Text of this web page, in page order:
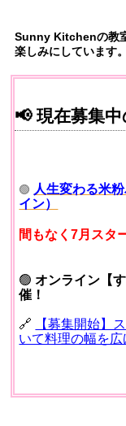
Sunny Kitchenの教
楽しみにしています。
📢 現在募集
🟢 人生変わる米
イン）
間もなく7月スタ
🟢オンライン【
催！
🔗
【募集開始】
いて料理の幅を広